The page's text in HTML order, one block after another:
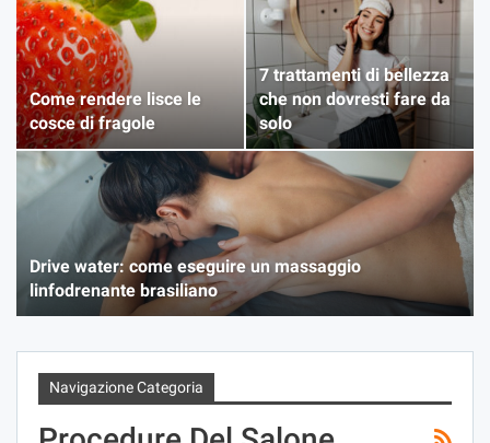
Come rendere lisce le
cosce di fragole
7 trattamenti di bellezza
che non dovresti fare da
solo
Drive water: come eseguire un massaggio
linfodrenante brasiliano
Navigazione Categoria